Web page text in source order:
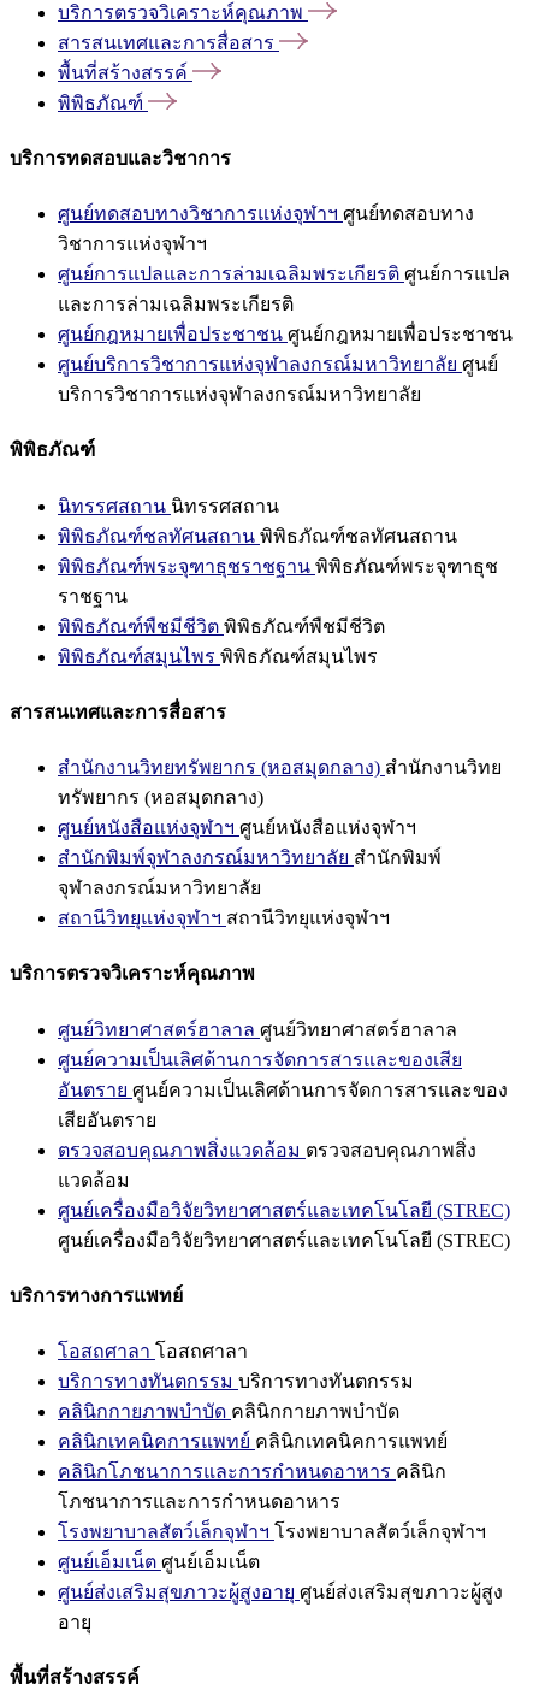
บริการตรวจวิเคราะห์คุณภาพ
สารสนเทศและการสื่อสาร
พื้นที่สร้างสรรค์
พิพิธภัณฑ์
บริการทดสอบและวิชาการ
ศูนย์ทดสอบทางวิชาการแห่งจุฬาฯ ศูนย์ทดสอบทาง
วิชาการแห่งจุฬาฯ
ศูนย์การแปลและการล่ามเฉลิมพระเกียรติ ศูนย์การแปล
และการล่ามเฉลิมพระเกียรติ
ศูนย์กฎหมายเพื่อประชาชน ศูนย์กฎหมายเพื่อประชาชน
ศูนย์บริการวิชาการแห่งจุฬาลงกรณ์มหาวิทยาลัย ศูนย์
บริการวิชาการแห่งจุฬาลงกรณ์มหาวิทยาลัย
พิพิธภัณฑ์
นิทรรศสถาน นิทรรศสถาน
พิพิธภัณฑ์ชลทัศนสถาน พิพิธภัณฑ์ชลทัศนสถาน
พิพิธภัณฑ์พระจุฑาธุชราชฐาน พิพิธภัณฑ์พระจุฑาธุช
ราชฐาน
พิพิธภัณฑ์พืชมีชีวิต พิพิธภัณฑ์พืชมีชีวิต
พิพิธภัณฑ์สมุนไพร พิพิธภัณฑ์สมุนไพร
สารสนเทศและการสื่อสาร
สำนักงานวิทยทรัพยากร (หอสมุดกลาง) สำนักงานวิทย
ทรัพยากร (หอสมุดกลาง)
ศูนย์หนังสือแห่งจุฬาฯ ศูนย์หนังสือแห่งจุฬาฯ
สำนักพิมพ์จุฬาลงกรณ์มหาวิทยาลัย สำนักพิมพ์
จุฬาลงกรณ์มหาวิทยาลัย
สถานีวิทยุแห่งจุฬาฯ สถานีวิทยุแห่งจุฬาฯ
บริการตรวจวิเคราะห์คุณภาพ
ศูนย์วิทยาศาสตร์ฮาลาล ศูนย์วิทยาศาสตร์ฮาลาล
ศูนย์ความเป็นเลิศด้านการจัดการสารและของเสีย
อันตราย ศูนย์ความเป็นเลิศด้านการจัดการสารและของ
เสียอันตราย
ตรวจสอบคุณภาพสิ่งแวดล้อม ตรวจสอบคุณภาพสิ่ง
แวดล้อม
ศูนย์เครื่องมือวิจัยวิทยาศาสตร์และเทคโนโลยี (STREC)
ศูนย์เครื่องมือวิจัยวิทยาศาสตร์และเทคโนโลยี (STREC)
บริการทางการแพทย์
โอสถศาลา โอสถศาลา
บริการทางทันตกรรม บริการทางทันตกรรม
คลินิกกายภาพบำบัด คลินิกกายภาพบำบัด
คลินิกเทคนิคการแพทย์ คลินิกเทคนิคการแพทย์
คลินิกโภชนาการและการกำหนดอาหาร คลินิก
โภชนาการและการกำหนดอาหาร
โรงพยาบาลสัตว์เล็กจุฬาฯ โรงพยาบาลสัตว์เล็กจุฬาฯ
ศูนย์เอ็มเน็ต ศูนย์เอ็มเน็ต
ศูนย์ส่งเสริมสุขภาวะผู้สูงอายุ ศูนย์ส่งเสริมสุขภาวะผู้สูง
อายุ
พื้นที่สร้างสรรค์